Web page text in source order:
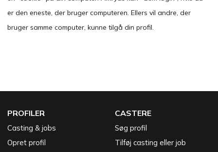
er den eneste, der bruger computeren. Ellers vil andre, der
bruger samme computer, kunne tilgå din profil.
PROFILER
Casting & jobs
Opret profil
CASTERE
Søg profil
Tilføj casting eller job